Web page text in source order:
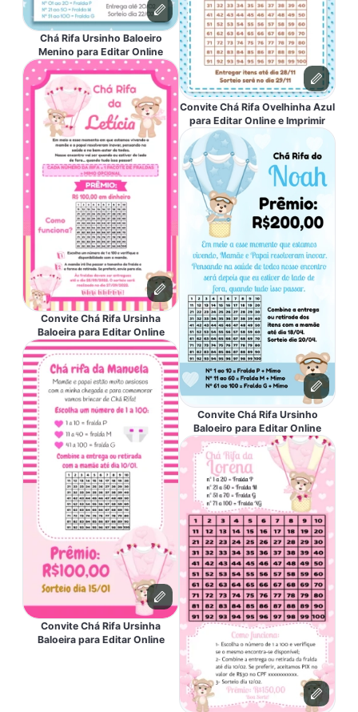
Chá Rifa Ursinho Baloeiro
Menino para Editar Online
Convite Chá Rifa Ursinha
Baloeira para Editar Online
Convite Chá Rifa Ursinha
Baloeira para Editar Online
Convite Chá Rifa Ovelhinha Azul
para Editar Online e Imprimir
Convite Chá Rifa Ursinho
Baloeiro para Editar Online